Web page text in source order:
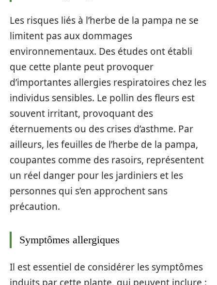
Les risques liés à l’herbe de la pampa ne se
limitent pas aux dommages
environnementaux. Des études ont établi
que cette plante peut provoquer
d’importantes allergies respiratoires chez les
individus sensibles. Le pollin des fleurs est
souvent irritant, provoquant des
éternuements ou des crises d’asthme. Par
ailleurs, les feuilles de l’herbe de la pampa,
coupantes comme des rasoirs, représentent
un réel danger pour les jardiniers et les
personnes qui s’en approchent sans
précaution.
Symptômes allergiques
Il est essentiel de considérer les symptômes
induits par cette plante, qui peuvent inclure :